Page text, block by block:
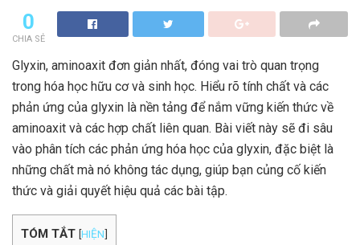
0
CHIA SẺ
Glyxin, aminoaxit đơn giản nhất, đóng vai trò quan trọng
trong hóa học hữu cơ và sinh học. Hiểu rõ tính chất và các
phản ứng của glyxin là nền tảng để nắm vững kiến thức về
aminoaxit và các hợp chất liên quan. Bài viết này sẽ đi sâu
vào phân tích các phản ứng hóa học của glyxin, đặc biệt là
những chất mà nó không tác dụng, giúp bạn củng cố kiến
thức và giải quyết hiệu quả các bài tập.
TÓM TẮT [HIỆN]